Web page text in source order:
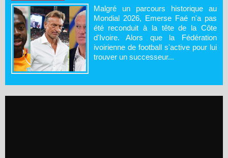
Malgré un parcours historique au
Mondial 2026, Emerse Faé n'a pas
été reconduit à la tête de la Côte
d'Ivoire. Alors que la Fédération
ivoirienne de football s'active pour lui
trouver un successeur...